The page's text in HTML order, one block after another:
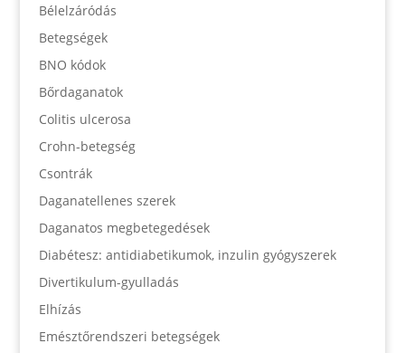
Bélelzáródás
Betegségek
BNO kódok
Bőrdaganatok
Colitis ulcerosa
Crohn-betegség
Csontrák
Daganatellenes szerek
Daganatos megbetegedések
Diabétesz: antidiabetikumok, inzulin gyógyszerek
Divertikulum-gyulladás
Elhízás
Emésztőrendszeri betegségek